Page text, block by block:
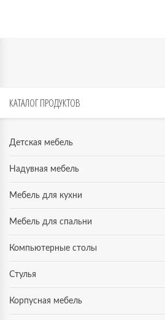
КАТАЛОГПРОДУКТОВ
Детская мебель
Надувная мебель
Мебель для кухни
Мебель для спальни
Компьютерные столы
Стулья
Корпусная мебель